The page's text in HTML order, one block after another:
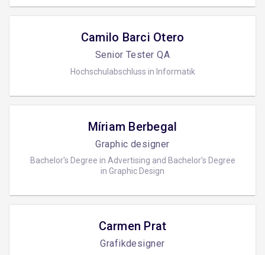
Camilo Barci Otero
Senior Tester QA
Hochschulabschluss in Informatik
Míriam Berbegal
Graphic designer
Bachelor's Degree in Advertising and Bachelor's Degree
in Graphic Design
Carmen Prat
Grafikdesigner